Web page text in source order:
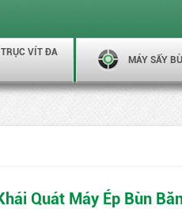
VÍT ĐA
MÁY SẤY
Quát Máy Ép Bùn